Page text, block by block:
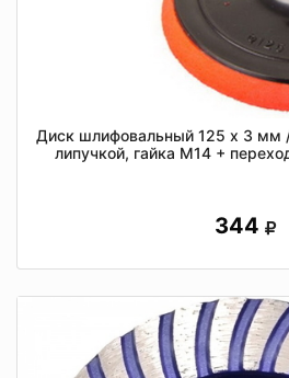
Диск шлифовальный 125 х 3 мм
липучкой, гайка М14 +
344